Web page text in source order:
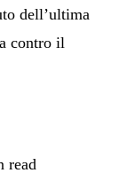
dell’ultima
contro il
read